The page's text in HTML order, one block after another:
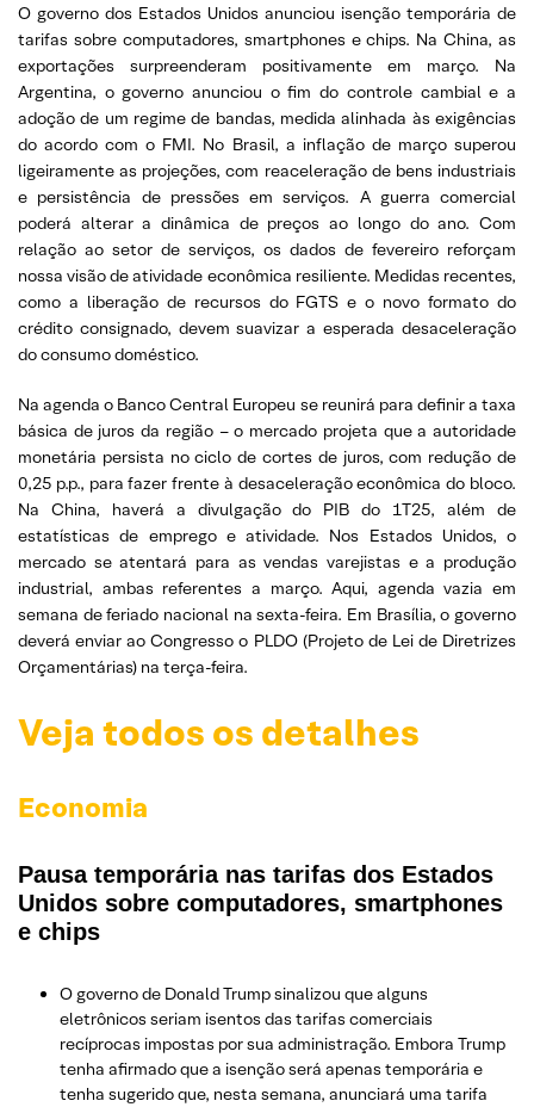
O governo dos Estados Unidos anunciou isenção temporária de
tarifas sobre computadores, smartphones e chips. Na China, as
exportações surpreenderam positivamente em março. Na
Argentina, o governo anunciou o fim do controle cambial e a
adoção de um regime de bandas, medida alinhada às exigências
do acordo com o FMI. No Brasil, a inflação de março superou
ligeiramente as projeções, com reaceleração de bens industriais
e persistência de pressões em serviços. A guerra comercial
poderá alterar a dinâmica de preços ao longo do ano. Com
relação ao setor de serviços, os dados de fevereiro reforçam
nossa visão de atividade econômica resiliente. Medidas recentes,
como a liberação de recursos do FGTS e o novo formato do
crédito consignado, devem suavizar a esperada desaceleração
do consumo doméstico.
Na agenda o Banco Central Europeu se reunirá para definir a taxa
básica de juros da região – o mercado projeta que a autoridade
monetária persista no ciclo de cortes de juros, com redução de
0,25 p.p., para fazer frente à desaceleração econômica do bloco.
Na China, haverá a divulgação do PIB do 1T25, além de
estatísticas de emprego e atividade. Nos Estados Unidos, o
mercado se atentará para as vendas varejistas e a produção
industrial, ambas referentes a março. Aqui, agenda vazia em
semana de feriado nacional na sexta-feira. Em Brasília, o governo
deverá enviar ao Congresso o PLDO (Projeto de Lei de Diretrizes
Orçamentárias) na terça-feira.
Veja todos os detalhes
Economia
Pausa temporária nas tarifas dos Estados
Unidos sobre computadores, smartphones
e chips
O governo de Donald Trump sinalizou que alguns
eletrônicos seriam isentos das tarifas comerciais
recíprocas impostas por sua administração. Embora Trump
tenha afirmado que a isenção será apenas temporária e
tenha sugerido que, nesta semana, anunciará uma tarifa